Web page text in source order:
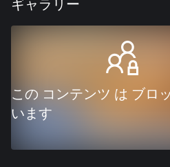
ギャラリー
この コンテンツ は ブロ
います